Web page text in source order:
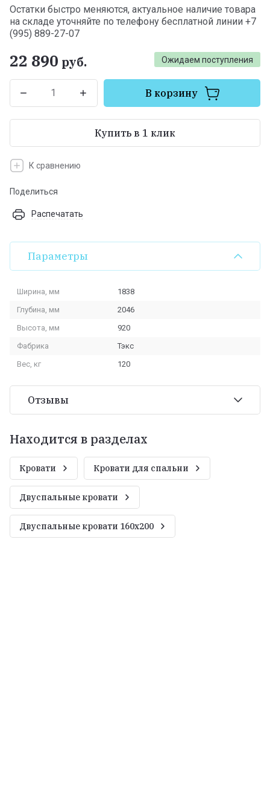
Остатки быстро меняются, актуальное наличие товара
на складе уточняйте по телефону бесплатной линии +7
(995) 889-27-07
Ожидаем поступления
22 890 руб.
В корзину
Купить в 1 клик
К сравнению
Поделиться
Распечатать
Параметры
Ширина, мм
1838
Глубина, мм
2046
Высота, мм
920
Фабрика
Тэкс
Вес, кг
120
Отзывы
Находится в разделах
Кровати Кровати для спальни
Двуспальные кровати
Двуспальные кровати 160х200